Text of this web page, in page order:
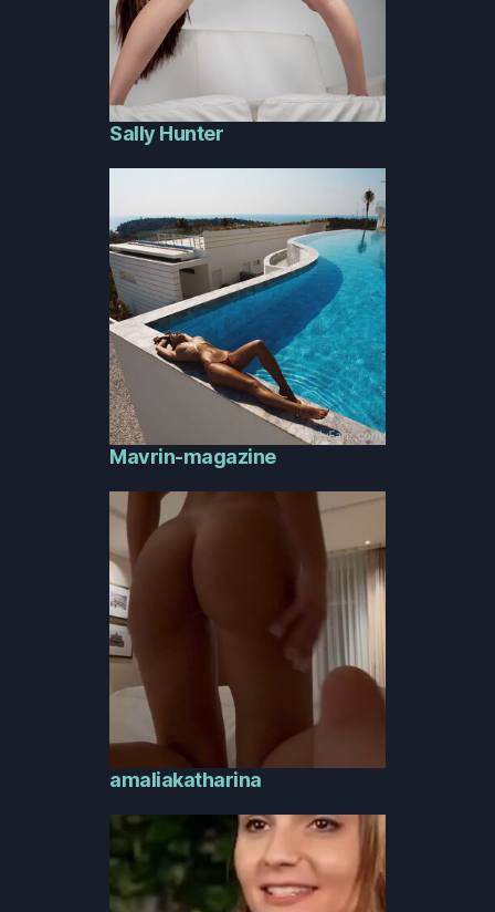
Sally Hunter
Mavrin-magazine
amaliakatharina